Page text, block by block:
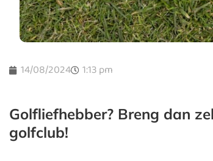
14/08/2024 1:13 pm
Golfliefhebber? Breng dan
golfclub!